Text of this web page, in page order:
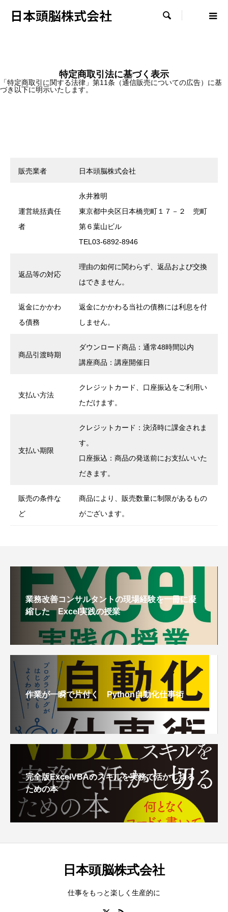
日本頭脳株式会社 
特定商取引法に基づく表示
「特定商取引に関する法律」第11条（通信販売についての広告）に基
づき以下に明示いたします。
販売業者 日本頭脳株式会社
運営統括責任
者
永井雅明
東京都中央区日本橋兜町１７－２ 兜町
第６葉山ビル
TEL03-6892-8946
返品等の対応
理由の如何に関わらず、返品および交換
はできません。
返金にかかわ
る債務
返金にかかわる当社の債務には利息を付
しません。
商品引渡時期
ダウンロード商品：通常48時間以内
講座商品：講座開催日
支払い方法
クレジットカード、口座振込をご利用い
ただけます。
支払い期限
クレジットカード：決済時に課金されま
す。
口座振込：商品の発送前にお支払いいた
だきます。
販売の条件な
ど
商品により、販売数量に制限があるもの
がございます。
業務改善コンサルタントの現場経験を一冊に凝
縮した Excel実践の授業
作業が一瞬で片付く Python自動化仕事術
完全版ExcelVBAのスキルを実務で活かし切る
ための本
日本頭脳株式会社
仕事をもっと楽しく生産的に